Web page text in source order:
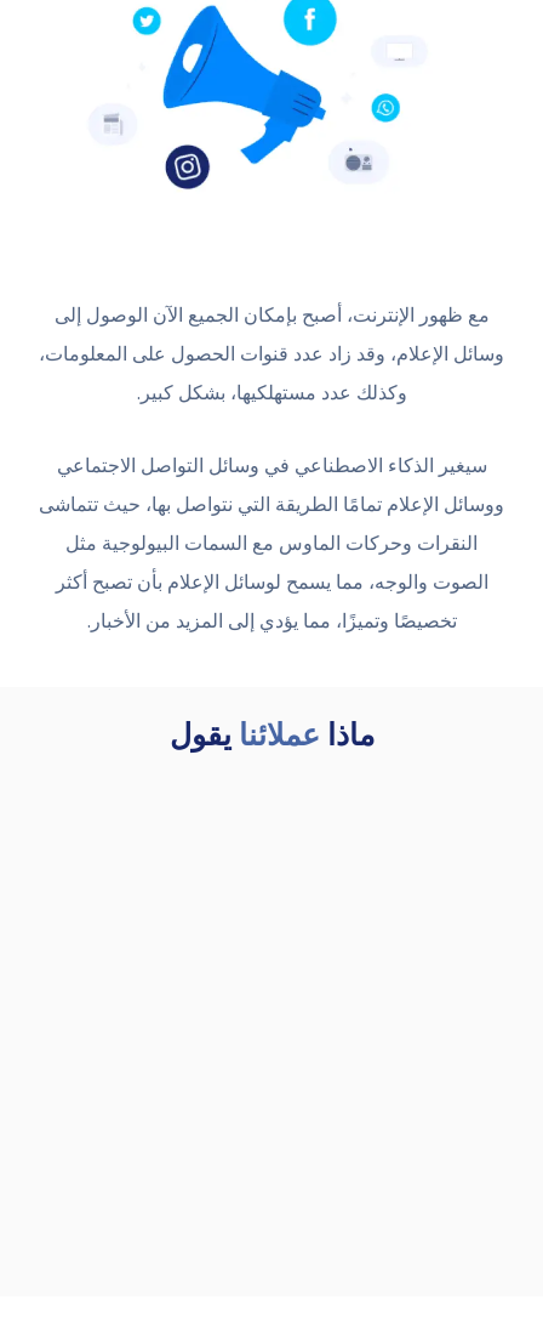
مع ظهور الإنترنت، أصبح بإمكان الجميع الآن الوصول إلى
وسائل الإعلام، وقد زاد عدد قنوات الحصول على المعلومات،
وكذلك عدد مستهلكيها، بشكل كبير.
سيغير الذكاء الاصطناعي في وسائل التواصل الاجتماعي
ووسائل الإعلام تمامًا الطريقة التي نتواصل بها، حيث تتماشى
النقرات وحركات الماوس مع السمات البيولوجية مثل
الصوت والوجه، مما يسمح لوسائل الإعلام بأن تصبح أكثر
تخصيصًا وتميزًا، مما يؤدي إلى المزيد من الأخبار.
ماذا عملائنا يقول